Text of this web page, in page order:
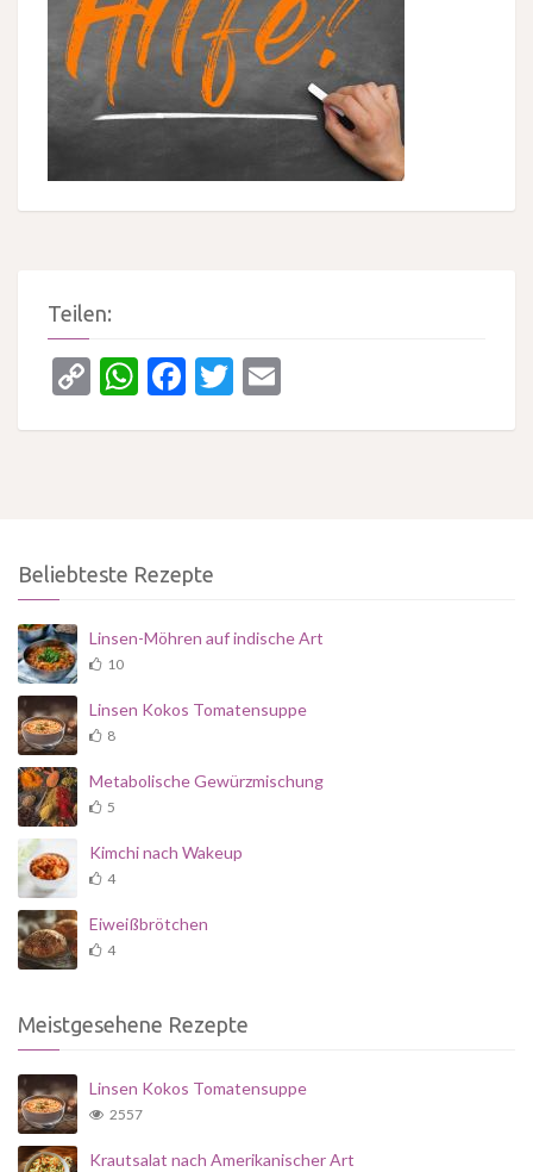
Teilen:
CopyWhatsApp
Facebook
Twitter
Beliebteste Rezepte
Linsen-Möhren auf indische Art
10
Linsen Kokos Tomatensuppe
8
Metabolische Gewürzmischung
5
Kimchi nach Wakeup
4
Eiweißbrötchen
4
Meistgesehene Rezepte
Linsen Kokos Tomatensuppe
2557
Krautsalat nach Amerikanischer Art